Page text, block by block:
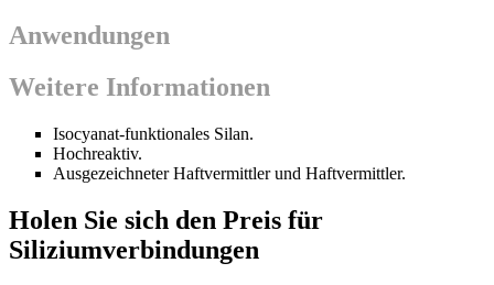
Anwendungen
Weitere Informationen
Isocyanat-funktionales Silan.
Hochreaktiv.
Ausgezeichneter Haftvermittler und Haftvermittler.
Holen Sie sich den Preis für
Siliziumverbindungen